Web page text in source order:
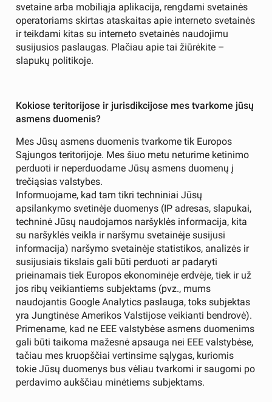
svetaine arba mobiliąja aplikacija, rengdami svetainės
operatoriams skirtas ataskaitas apie interneto svetainės
ir teikdami kitas su interneto svetainės naudojimu
susijusios paslaugas. Plačiau apie tai žiūrėkite –
slapukų politikoje.
Kokiose teritorijose ir jurisdikcijose mes tvarkome jūsų
asmens duomenis?
Mes Jūsų asmens duomenis tvarkome tik Europos
Sąjungos teritorijoje. Mes šiuo metu neturime ketinimo
perduoti ir neperduodame Jūsų asmens duomenų į
trečiąsias valstybes.
Informuojame, kad tam tikri techniniai Jūsų
apsilankymo svetinėje duomenys (IP adresas, slapukai,
techninė Jūsų naudojamos naršyklės informacija, kita
su naršyklės veikla ir naršymu svetainėje susijusi
informacija) naršymo svetainėje statistikos, analizės ir
susijusiais tikslais gali būti perduoti ar padaryti
prieinamais tiek Europos ekonominėje erdvėje, tiek ir už
jos ribų veikiantiems subjektams (pvz., mums
naudojantis Google Analytics paslauga, toks subjektas
yra Jungtinėse Amerikos Valstijose veikianti bendrovė).
Primename, kad ne EEE valstybėse asmens duomenims
gali būti taikoma mažesnė apsauga nei EEE valstybėse,
tačiau mes kruopščiai vertinsime sąlygas, kuriomis
tokie Jūsų duomenys bus vėliau tvarkomi ir saugomi po
perdavimo aukščiau minėtiems subjektams.